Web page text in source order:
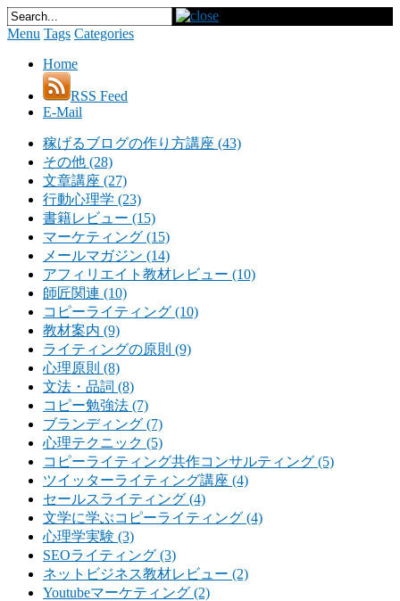
Menu Tags Categories
Home
RSS Feed
E-Mail
稼げるブログの作り方講座 (43)
その他 (28)
文章講座 (27)
行動心理学 (23)
書籍レビュー (15)
マーケティング (15)
メールマガジン (14)
アフィリエイト教材レビュー (10)
師匠関連 (10)
コピーライティング (10)
教材案内 (9)
ライティングの原則 (9)
心理原則 (8)
文法・品詞 (8)
コピー勉強法 (7)
ブランディング (7)
心理テクニック (5)
コピーライティング共作コンサルティング (5)
ツイッターライティング講座 (4)
セールスライティング (4)
文学に学ぶコピーライティング (4)
心理学実験 (3)
SEOライティング (3)
ネットビジネス教材レビュー (2)
Youtubeマーケティング (2)